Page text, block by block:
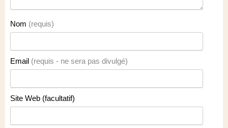
Nom (requis)
Email (requis - ne sera pas divulgé)
Site Web (facultatif)